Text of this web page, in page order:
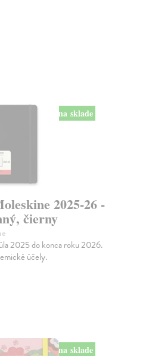
na sklade
2025-26 -
čierny
2025 do konca roku 2026.
účely.
na sklade